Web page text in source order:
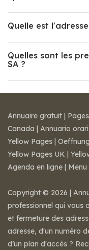
Quelle est
Quelles sont les
SA ?
Annuaire gratuit |
Canada | Annuario orari
Yellow Pages |
Yellow Pages UK |
Agenda en ligne |
Copyright © 2026 |
professionnel qui vous
et fermeture des
adresse, d'un numéro
d’un plan d'accès ?